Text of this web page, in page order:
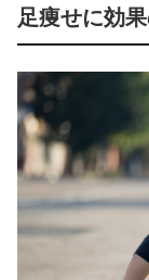
足痩せに効